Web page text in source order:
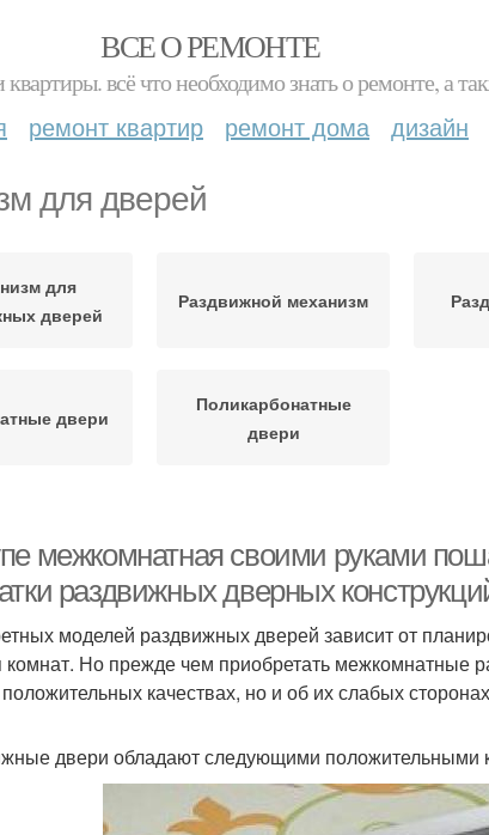
ВСЕ О РЕМОНТЕ
всё что необходимо знать о ремонте, а
ремонт квартир ремонт дома дизайн
для дверей
для
дверей
Раздвижной механизм
двери
Поликарбонатные
двери
межкомнатная своими руками
раздвижных дверных
моделей раздвижных дверей зависит от
Но прежде чем приобретать межкомнатные
качествах, но и об их слабых
двери обладают следующими положительными